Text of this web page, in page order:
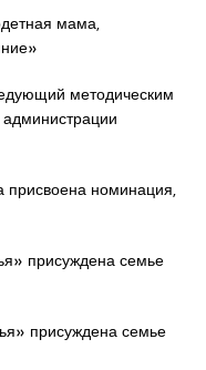
мама,
методическим
присвоена номинация,
присуждена семье
присуждена семье